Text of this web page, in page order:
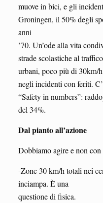
muove in bici, e gli
Groningen, il 50% degli
anni
’70. Un’ode alla vita
strade scolastiche al
urbani, poco più di 30km/
negli incidenti con feriti.
“Safety in numbers”:
del 34%.
Dal pianto all’azione
Dobbiamo agire e non con
-Zone 30 km/h totali nei
inciampa. È una
questione di fisica.